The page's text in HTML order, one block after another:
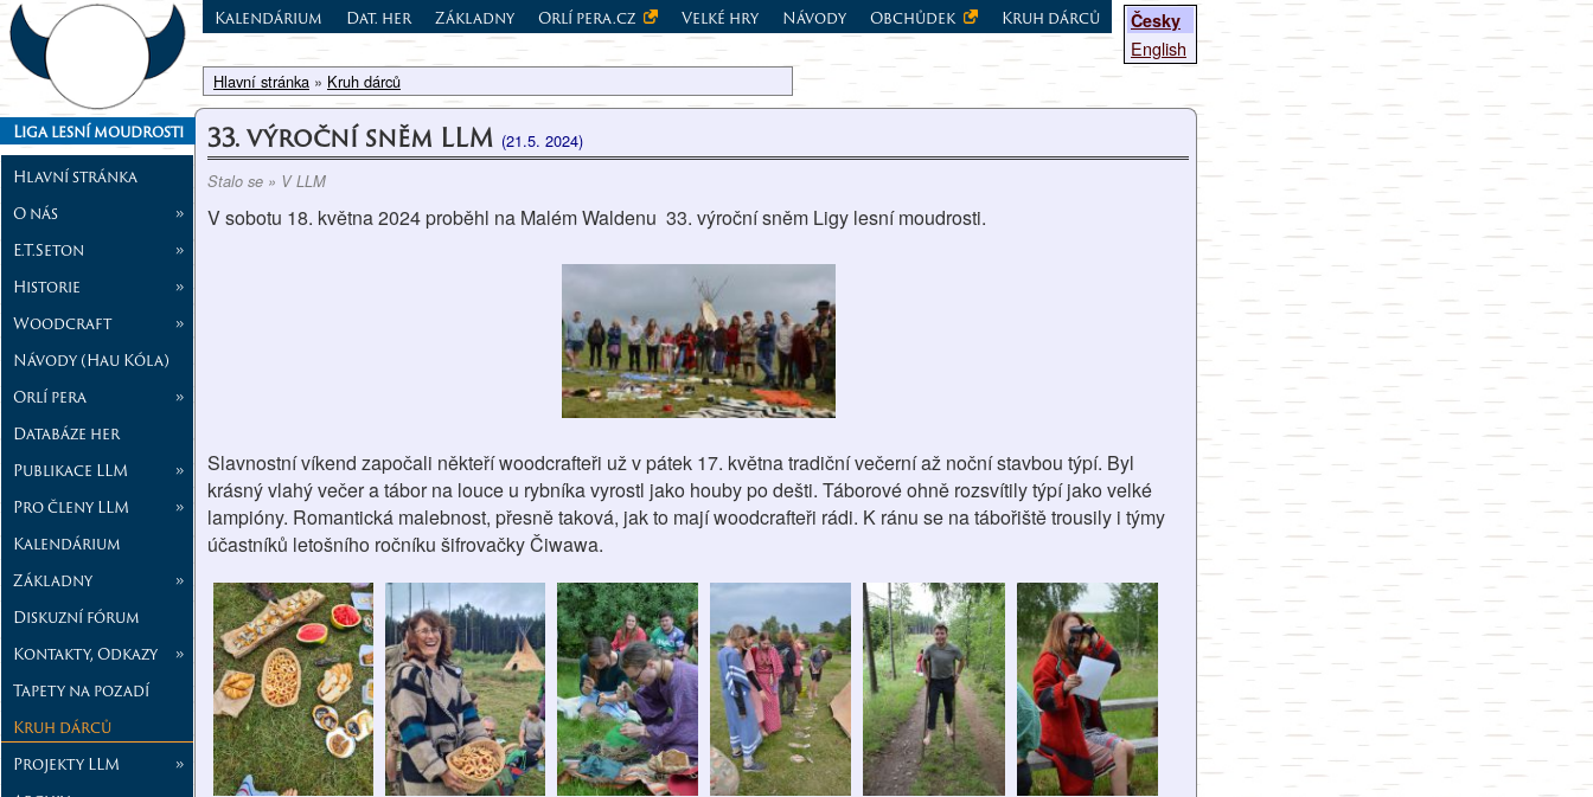
Liga lesní moudrosti
Hlavní stránka
O nás
»
E.T.Seton
»
Historie
»
Woodcraft
»
Návody (Hau Kóla)
Orlí pera
»
Databáze her
Publikace LLM
»
Pro členy LLM
»
Kalendárium
Základny
»
Diskuzní fórum
Kontakty, Odkazy
»
Tapety na pozadí
Kruh dárců
Projekty LLM
»
Česky
English
Kalendárium Dat. her Základny Orlí pera.cz Velké hry Návody Obchůdek Kruh dárců
Hlavní stránka » Kruh dárců
33. výroční sněm LLM (21.5. 2024)
Stalo se » V LLM
V sobotu 18. května 2024 proběhl na Malém Waldenu 33. výroční sněm Ligy lesní moudrosti.
Slavnostní víkend započali někteří woodcrafteři už v pátek 17. května tradiční večerní až noční stavbou týpí. Byl
krásný vlahý večer a tábor na louce u rybníka vyrostl jako houby po dešti. Táborové ohně rozsvítily týpí jako velké
lampióny. Romantická malebnost, přesně taková, jak to mají woodcrafteři rádi. K ránu se na tábořiště trousily i týmy
účastníků letošního ročníku šifrovačky Čiwawa.